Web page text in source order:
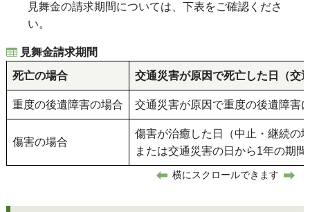
見舞金の請求期間については、下表をご確認くださ
い。
見舞金請求期間
死亡の場合
交通災害が原因で死亡した日（交
重度の後遺障害の場合 交通災害が原因で重度の後遺障害
傷害の場合
傷害が治癒した日（中止・継続の
または交通災害の日から1年の期
横にスクロールできます